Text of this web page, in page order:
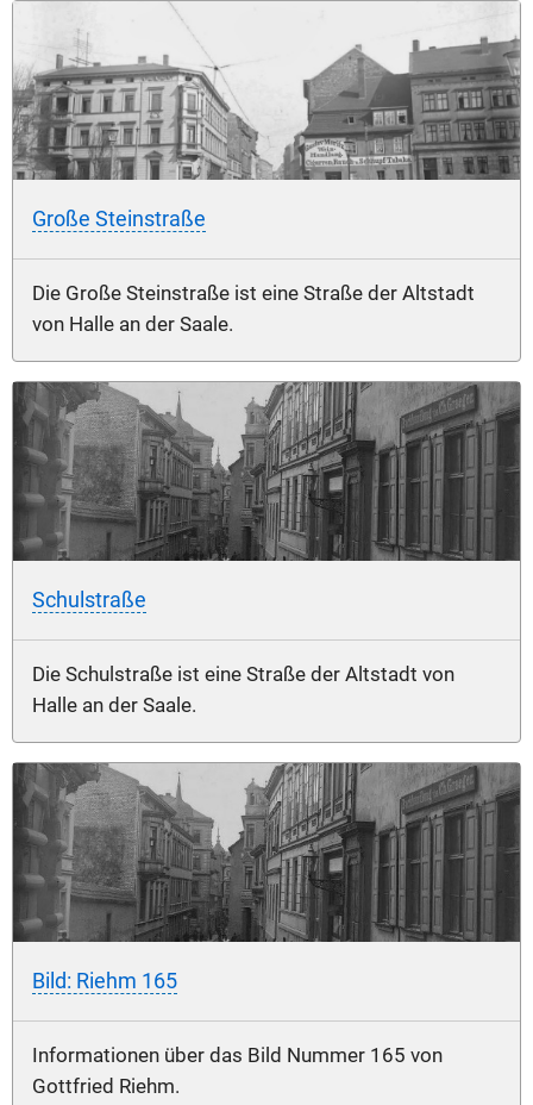
Große Steinstraße
Die Große Steinstraße ist eine Straße der Altstadt
von Halle an der Saale.
Schulstraße
Die Schulstraße ist eine Straße der Altstadt von
Halle an der Saale.
Bild: Riehm 165
Informationen über das Bild Nummer 165 von
Gottfried Riehm.